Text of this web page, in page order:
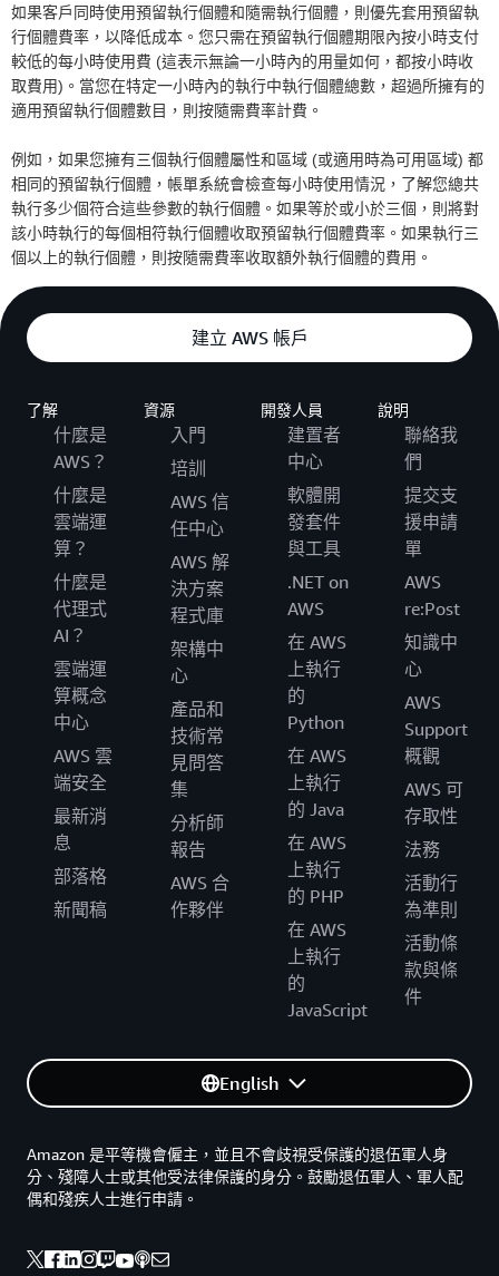
如果客戶同時使用預留執行個體和隨需執行個體，則優先套用預留執
行個體費率，以降低成本。您只需在預留執行個體期限內按小時支付
較低的每小時使用費 (這表示無論一小時內的用量如何，都按小時收
取費用)。當您在特定一小時內的執行中執行個體總數，超過所擁有的
適用預留執行個體數目，則按隨需費率計費。
例如，如果您擁有三個執行個體屬性和區域 (或適用時為可用區域) 都
相同的預留執行個體，帳單系統會檢查每小時使用情況，了解您總共
執行多少個符合這些參數的執行個體。如果等於或小於三個，則將對
該小時執行的每個相符執行個體收取預留執行個體費率。如果執行三
個以上的執行個體，則按隨需費率收取額外執行個體的費用。
建立 AWS 帳戶
了解
什麼是
AWS？
什麼是
雲端運
算？
什麼是
代理式
AI？
雲端運
算概念
中心
AWS 雲
端安全
最新消
息
部落格
新聞稿
資源
入門
培訓
AWS 信
任中心
AWS 解
決方案
程式庫
架構中
心
產品和
技術常
見問答
集
分析師
報告
AWS 合
作夥伴
開發人員
建置者
中心
軟體開
發套件
與工具
.NET on
AWS
在 AWS
上執行
的
Python
在 AWS
上執行
的 Java
在 AWS
上執行
的 PHP
在 AWS
上執行
的
JavaScript
說明
聯絡我
們
提交支
援申請
單
AWS
re:Post
知識中
心
AWS
Support
概觀
AWS 可
存取性
法務
活動行
為準則
活動條
款與條
件
English
Amazon 是平等機會僱主，並且不會歧視受保護的退伍軍人身
分、殘障人士或其他受法律保護的身分。鼓勵退伍軍人、軍人配
偶和殘疾人士進行申請。